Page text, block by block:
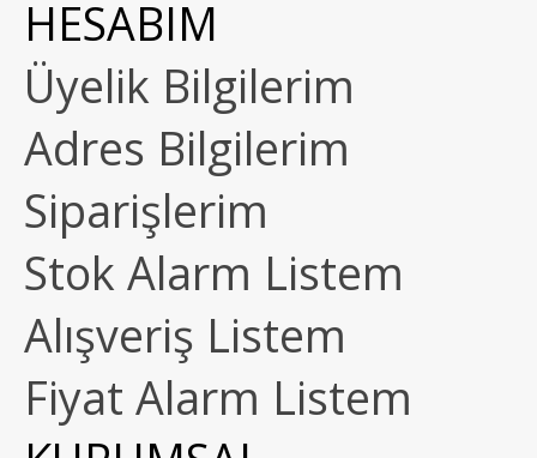
HESABIM
Üyelik Bilgilerim
Adres Bilgilerim
Siparişlerim
Stok Alarm Listem
Alışveriş Listem
Fiyat Alarm Listem